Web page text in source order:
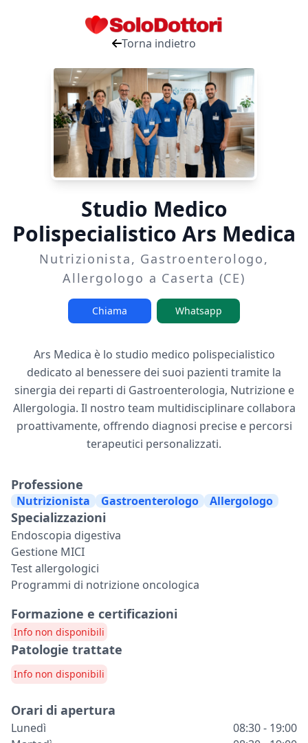
Torna indietro
Studio Medico
Polispecialistico Ars Medica
Nutrizionista, Gastroenterologo,
Allergologo a Caserta (CE)
Chiama Whatsapp
Ars Medica è lo studio medico polispecialistico
dedicato al benessere dei suoi pazienti tramite la
sinergia dei reparti di Gastroenterologia, Nutrizione e
Allergologia. Il nostro team multidisciplinare collabora
proattivamente, offrendo diagnosi precise e percorsi
terapeutici personalizzati.
Professione
Nutrizionista Gastroenterologo Allergologo
Specializzazioni
Endoscopia digestiva
Gestione MICI
Test allergologici
Programmi di notrizione oncologica
Formazione e certificazioni
Info non disponibili
Patologie trattate
Info non disponibili
Orari di apertura
Lunedì
08:30 - 19:00